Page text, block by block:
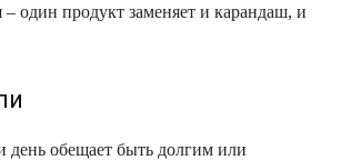
– один продукт заменяет и карандаш, и
день обещает быть долгим или